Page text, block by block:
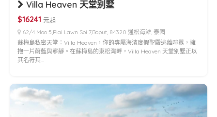
Villa Heaven 天堂别墅
$16241 元起
62/4 Moo 5,Plai Lawn Soi 7,Boput, 84320 通松海滩, 泰國
蘇梅島私密天堂：Villa Heaven，你的專屬海濱度假聖殿逃離喧囂，擁
抱一片蔚藍與寧靜。在蘇梅島的東松灣畔，Villa Heaven 天堂别墅正以
其名符其…